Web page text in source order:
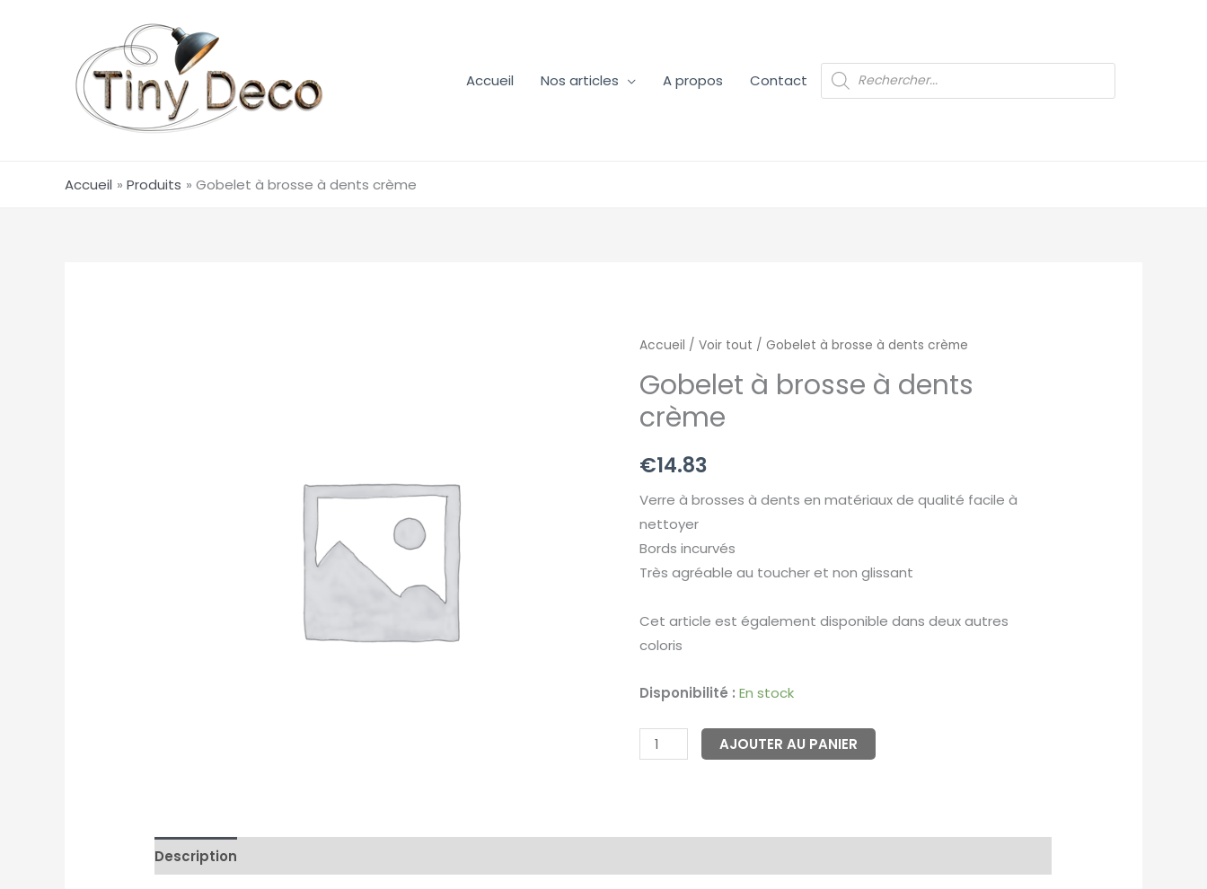
Accueil
Nos articles A propos Contact
Recherche
de
produits
Accueil Produits Gobelet à brosse à dents crème
Accueil / Voir tout / Gobelet à brosse à dents crème
Gobelet à brosse à dents
crème
€14.83
Verre à brosses à dents en matériaux de qualité facile à
nettoyer
Bords incurvés
Très agréable au toucher et non glissant
Cet article est également disponible dans deux autres
coloris
Disponibilité : En stock
quantité
Gobelet
à
à
AJOUTER AU PANIER
Description